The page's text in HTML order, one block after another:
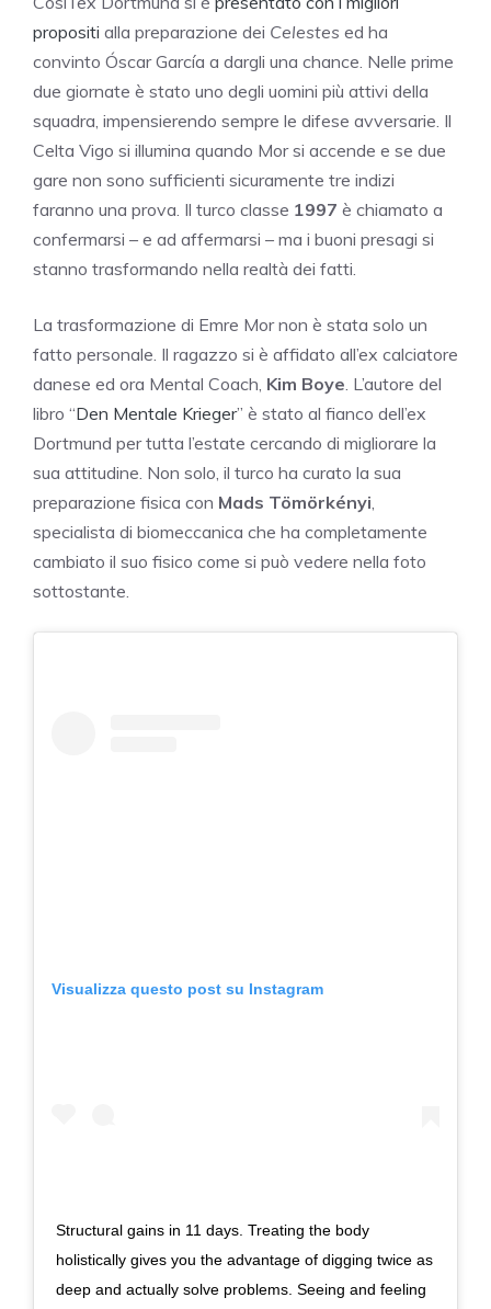
propositi alla preparazione dei Celestes ed ha
convinto Óscar García a dargli una chance. Nelle prime
due giornate è stato uno degli uomini più attivi della
squadra, impensierendo sempre le difese avversarie. Il
Celta Vigo si illumina quando Mor si accende e se due
gare non sono sufficienti sicuramente tre indizi
faranno una prova. Il turco classe 1997 è chiamato a
confermarsi – e ad affermarsi – ma i buoni presagi si
stanno trasformando nella realtà dei fatti.
La trasformazione di Emre Mor non è stata solo un
fatto personale. Il ragazzo si è affidato all’ex calciatore
danese ed ora Mental Coach, Kim Boye. L’autore del
libro “Den Mentale Krieger” è stato al fianco dell’ex
Dortmund per tutta l’estate cercando di migliorare la
sua attitudine. Non solo, il turco ha curato la sua
preparazione fisica con Mads Tömörkényi,
specialista di biomeccanica che ha completamente
cambiato il suo fisico come si può vedere nella foto
sottostante.
Visualizza questo post su Instagram
Structural gains in 11 days. Treating the body
holistically gives you the advantage of digging twice as
deep and actually solve problems. Seeing and feeling